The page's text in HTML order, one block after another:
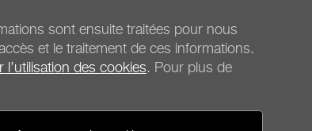
sont ensuite traitées pour nous
et le traitement de ces informations.
des cookies. Pour plus de
be quiet!Réseaux Sociaux